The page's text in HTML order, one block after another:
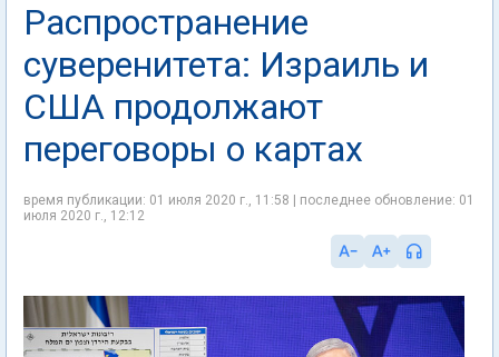
Распространение
суверенитета: Израиль и
США продолжают
переговоры о картах
время публикации: 01 июля 2020 г., 11:58 | последнее обновление: 01
июля 2020 г., 12:12